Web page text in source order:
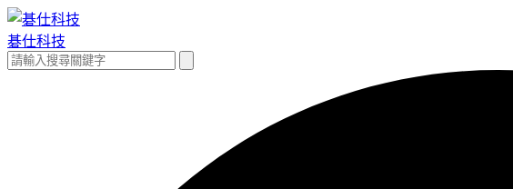
跳
至
主
碁仕科技
搜